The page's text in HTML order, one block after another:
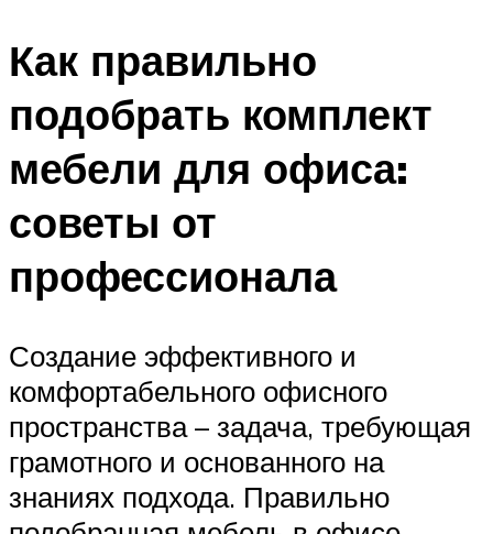
Как правильно
подобрать комплект
мебели для офиса:
советы от
профессионала
Создание эффективного и
комфортабельного офисного
пространства – задача, требующая
грамотного и основанного на
знаниях подхода. Правильно